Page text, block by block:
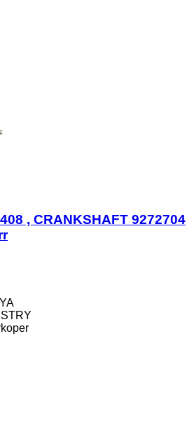
, CRANKSHAFT 9272704